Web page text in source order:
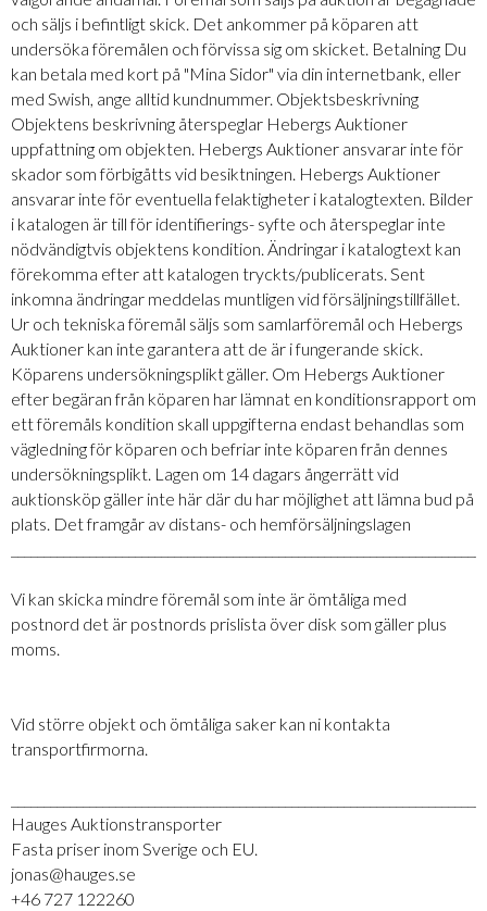
och säljs i befintligt skick. Det ankommer på köparen att
undersöka föremålen och förvissa sig om skicket. Betalning Du
kan betala med kort på "Mina Sidor" via din internetbank, eller
med Swish, ange alltid kundnummer. Objektsbeskrivning
Objektens beskrivning återspeglar Hebergs Auktioner
uppfattning om objekten. Hebergs Auktioner ansvarar inte för
skador som förbigåtts vid besiktningen. Hebergs Auktioner
ansvarar inte för eventuella felaktigheter i katalogtexten. Bilder
i katalogen är till för identifierings- syfte och återspeglar inte
nödvändigtvis objektens kondition. Ändringar i katalogtext kan
förekomma efter att katalogen tryckts/publicerats. Sent
inkomna ändringar meddelas muntligen vid försäljningstillfället.
Ur och tekniska föremål säljs som samlarföremål och Hebergs
Auktioner kan inte garantera att de är i fungerande skick.
Köparens undersökningsplikt gäller. Om Hebergs Auktioner
efter begäran från köparen har lämnat en konditionsrapport om
ett föremåls kondition skall uppgifterna endast behandlas som
vägledning för köparen och befriar inte köparen från dennes
undersökningsplikt. Lagen om 14 dagars ångerrätt vid
auktionsköp gäller inte här där du har möjlighet att lämna bud på
plats. Det framgår av distans- och hemförsäljningslagen
Vi kan skicka mindre föremål som inte är ömtåliga med
postnord det är postnords prislista över disk som gäller plus
moms.
Vid större objekt och ömtåliga saker kan ni kontakta
transportfirmorna.
Hauges Auktionstransporter
Fasta priser inom Sverige och EU.
jonas@hauges.se
+46 727 122260